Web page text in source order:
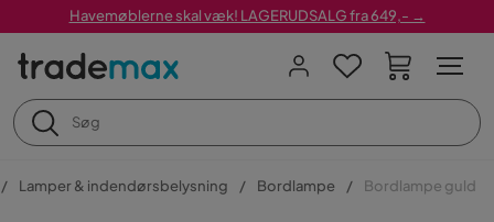
Havemøblerne skal væk! LAGERUDSALG fra 649,- →
Lamper & indendørsbelysning Bordlampe Bordlampe guld